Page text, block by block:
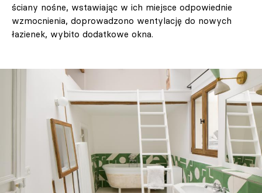
ściany nośne, wstawiając w ich miejsce odpowiednie
wzmocnienia, doprowadzono wentylację do nowych
łazienek, wybito dodatkowe okna.